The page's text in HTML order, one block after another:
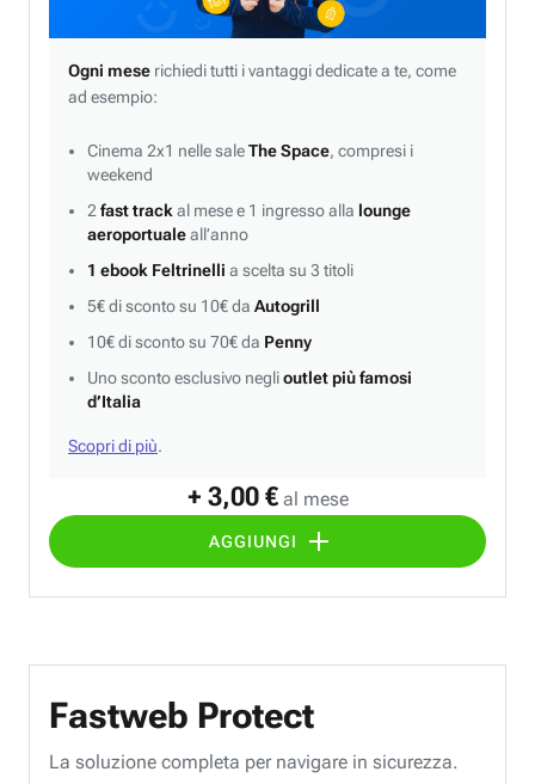
+ 3,00 € al mese
AGGIUNGI
Ogni mese richiedi tutti i vantaggi dedicate a te, come
ad esempio:
Cinema 2x1 nelle saleThe Space, compresi i
weekend
2 fast track al mese e 1 ingresso alla lounge
aeroportualeall’anno
1 ebook Feltrinelli a scelta su 3 titoli
5€ di sconto su 10€ da Autogrill
10€ di sconto su 70€ da Penny
Uno sconto esclusivo neglioutlet più famosi
d’Italia
Scopri di più.
Fastweb Protect
La soluzione completa per navigare in sicurezza.